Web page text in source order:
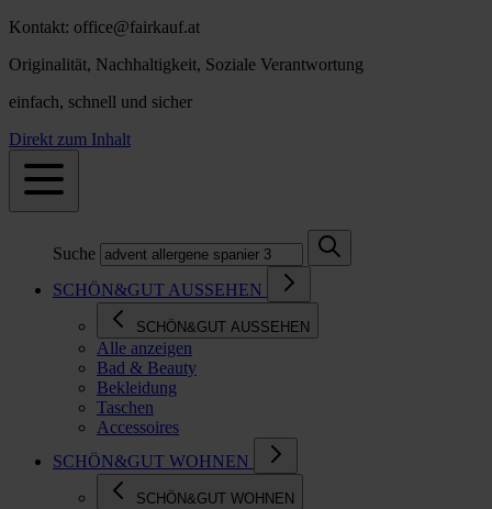
Kontakt: office@fairkauf.at
Originalität, Nachhaltigkeit, Soziale Verantwortung
einfach, schnell und sicher
Direkt zum Inhalt
Suche
SCHÖN&GUT AUSSEHEN
SCHÖN&GUT AUSSEHEN
Alle anzeigen
Bad & Beauty
Bekleidung
Taschen
Accessoires
SCHÖN&GUT WOHNEN
SCHÖN&GUT WOHNEN